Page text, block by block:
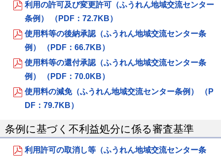
利用の許可及び変更許可（ふうれん地域交流センター
条例） （PDF：72.7KB）
使用料等の後納承認（ふうれん地域交流センター条
例） （PDF：66.7KB）
使用料等の還付承認（ふうれん地域交流センター条
例） （PDF：70.0KB）
使用料の減免（ふうれん地域交流センター条例） （P
DF：79.7KB）
条例に基づく不利益処分に係る審査基準
利用許可の取消し等（ふうれん地域交流センター条